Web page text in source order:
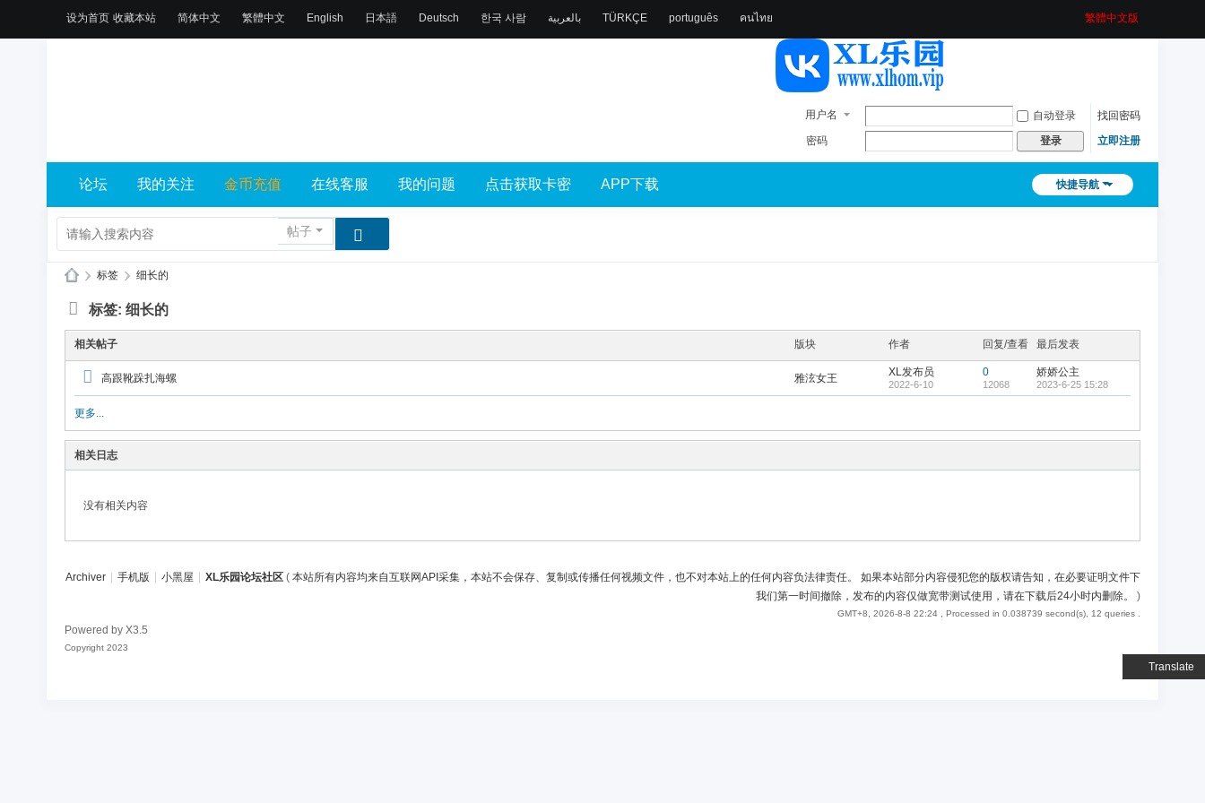
设为首页 收藏本站
Translate
简体中文 繁體中文 English 日本語 Deutsch 한국 사람 بالعربية TÜRKÇE português คนไทย 繁體中文版
用户名 自动登录
找回密码
密码
登录 立即注册
快捷导航
论坛 我的关注 金币充值 在线客服 我的问题 点击获取卡密 APP下载
帖子
X
L
乐
论
坛
社
› 标签 › 细长的
标签: 细长的
相关帖子 版块 作者 回复/查看 最后发表
高跟靴跺扎海螺 雅泫女王 XL发布员
2022-6-10
0
12068
娇娇公主
2023-6-25 15:28
更多...
相关日志
没有相关内容
Archiver 手机版 小黑屋 XL乐园论坛社区 ( 本站所有内容均来自互联网API采集，本站不会保存、复制或传播任何视频文件，也不对本站上的任何内容负法律责任。 如果本站部分内容侵犯您的版权请告知，在必要证明文件下
我们第一时间撤除，发布的内容仅做宽带测试使用，请在下载后24小时内删除。
)
GMT+8, 2026-8-8 22:24 , Processed in 0.038739 second(s), 12 queries .
Powered by X3.5
Copyright 2023